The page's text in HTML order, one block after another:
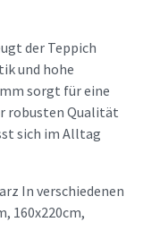
der Teppich
und hohe
sorgt für eine
robusten Qualität
sich im Alltag
In verschiedenen
160x220cm,